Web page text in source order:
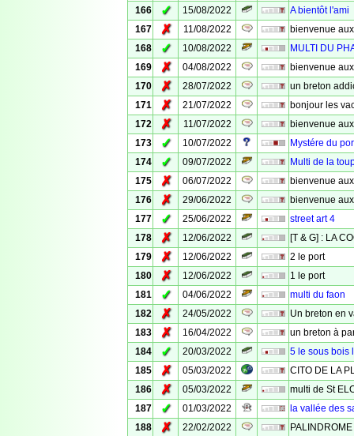
166
✓ 15/08/2022
A bientôt l'ami
167
✗ 11/08/2022
bienvenue
168
✓ 10/08/2022
MULTI DU
169
✗ 04/08/2022
bienvenue
170
✗ 28/07/2022
un breton
171
✗ 21/07/2022
bonjour les
172
✗ 11/07/2022
bienvenue
173
✓ 10/07/2022
Mystére du
174
✓ 09/07/2022
Multi de la
175
✗ 06/07/2022
bienvenue
176
✗ 29/06/2022
bienvenue
177
✓ 25/06/2022
street art 4
178
✗ 12/06/2022
[T & G] : LA
179
✗ 12/06/2022
2 le port
180
✗ 12/06/2022
1 le port
181
✓ 04/06/2022
multi du faon
182
✗ 24/05/2022
Un breton en
183
✗ 16/04/2022
un breton à
184
✓ 20/03/2022
5 le sous bois
185
✗ 05/03/2022
CITO DE LA
186
✗ 05/03/2022
multi de St
187
✓ 01/03/2022
la vallée des
188
✗ 22/02/2022